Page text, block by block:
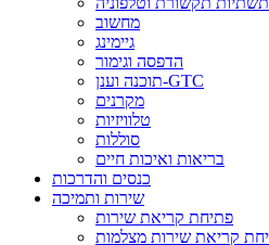
מחשוב
גיימינג
הדפסה וגימור
תוכנה וענן-GTC
מקרנים
טלוויזיות
סוללות
בריאות ואיכות חיים
כנסים והדרכות
שירות ותמיכה
פתיחת קריאת שירות